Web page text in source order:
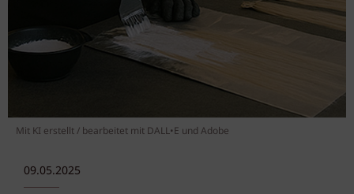
Mit KI erstellt / bearbeitet mit DALL•E und Adobe
09.05.2025